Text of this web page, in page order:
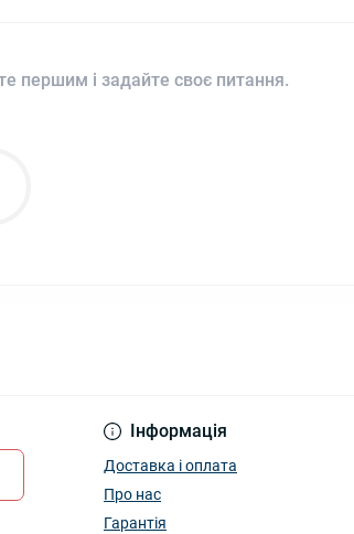
першим і задайте своє питання.
Інформація
Доставка і оплата
Про нас
Гарантія